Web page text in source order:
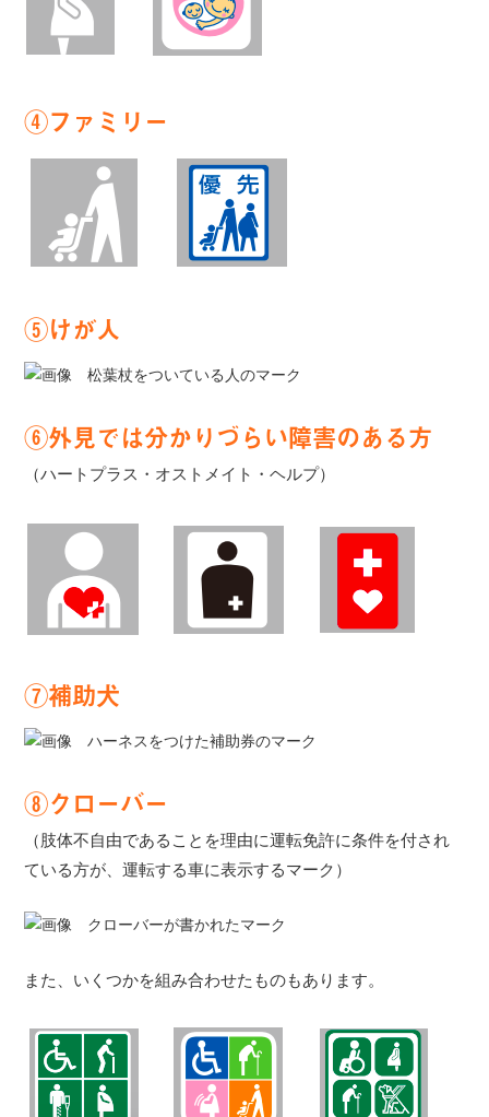
④ファミリー
⑤けが人
⑥外見では分かりづらい障害のある方
（ハートプラス・オストメイト・ヘルプ）
⑦補助犬
⑧クローバー
（肢体不自由であることを理由に運転免許に条件を付され
ている方が、運転する車に表示するマーク）
また、いくつかを組み合わせたものもあります。